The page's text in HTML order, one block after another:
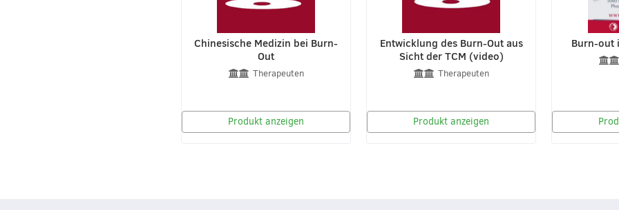
Chinesische Medizin bei Burn-
Out
Therapeuten
Produkt anzeigen
Entwicklung des Burn-Out aus
Sicht der TCM (video)
Therapeuten
Produkt anzeigen
Burn-out